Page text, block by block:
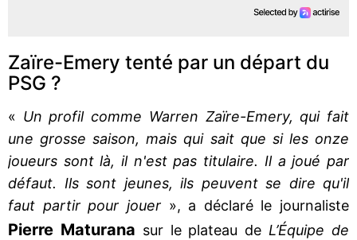
Zaïre-Emery tenté par un départ du
PSG ?
« Un profil comme Warren Zaïre-Emery, qui fait
une grosse saison, mais qui sait que si les onze
joueurs sont là, il n'est pas titulaire. Il a joué par
défaut. Ils sont jeunes, ils peuvent se dire qu'il
faut partir pour jouer», a déclaré le journaliste
Pierre Maturana sur le plateau de L’Équipe de